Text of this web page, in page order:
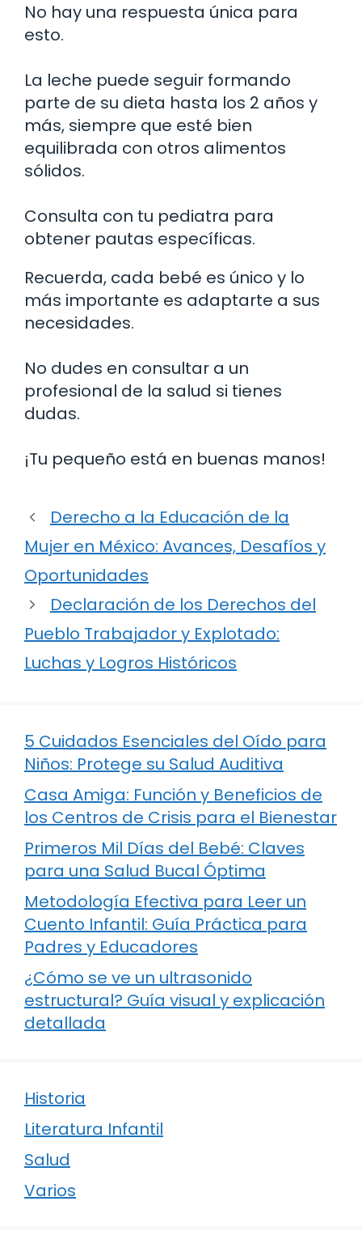
No hay una respuesta única para
esto.
La leche puede seguir formando
parte de su dieta hasta los 2 años y
más, siempre que esté bien
equilibrada con otros alimentos
sólidos.
Consulta con tu pediatra para
obtener pautas específicas.
Recuerda, cada bebé es único y lo
más importante es adaptarte a sus
necesidades.
No dudes en consultar a un
profesional de la salud si tienes
dudas.
¡Tu pequeño está en buenas manos!
Derecho a la Educación de la
Mujer en México: Avances, Desafíos y
Oportunidades
Declaración de los Derechos del
Pueblo Trabajador y Explotado:
Luchas y Logros Históricos
5 Cuidados Esenciales del Oído para
Niños: Protege su Salud Auditiva
Casa Amiga: Función y Beneficios de
los Centros de Crisis para el Bienestar
Primeros Mil Días del Bebé: Claves
para una Salud Bucal Óptima
Metodología Efectiva para Leer un
Cuento Infantil: Guía Práctica para
Padres y Educadores
¿Cómo se ve un ultrasonido
estructural? Guía visual y explicación
detallada
Historia
Literatura Infantil
Salud
Varios